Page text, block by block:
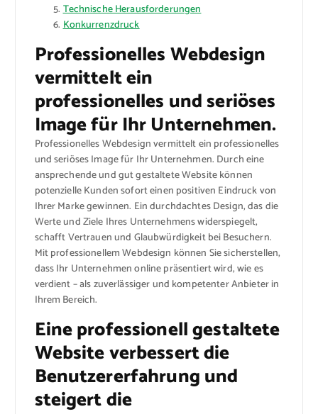
Technische Herausforderungen
Konkurrenzdruck
Professionelles Webdesign
vermittelt ein
professionelles und seriöses
Image für Ihr Unternehmen.
Professionelles Webdesign vermittelt ein professionelles
und seriöses Image für Ihr Unternehmen. Durch eine
ansprechende und gut gestaltete Website können
potenzielle Kunden sofort einen positiven Eindruck von
Ihrer Marke gewinnen. Ein durchdachtes Design, das die
Werte und Ziele Ihres Unternehmens widerspiegelt,
schafft Vertrauen und Glaubwürdigkeit bei Besuchern.
Mit professionellem Webdesign können Sie sicherstellen,
dass Ihr Unternehmen online präsentiert wird, wie es
verdient – als zuverlässiger und kompetenter Anbieter in
Ihrem Bereich.
Eine professionell gestaltete
Website verbessert die
Benutzererfahrung und
steigert die